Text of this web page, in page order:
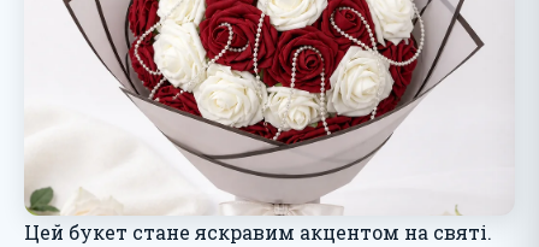
Цей букет стане яскравим акцентом на святі.